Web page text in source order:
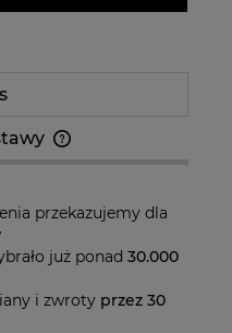
przekazujemy dla
już ponad 30.000
i zwroty przez 30